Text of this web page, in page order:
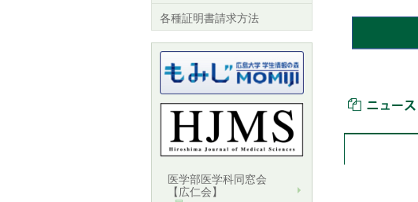
各種証明書請求方法
医学部医学科同窓会
【広仁会】